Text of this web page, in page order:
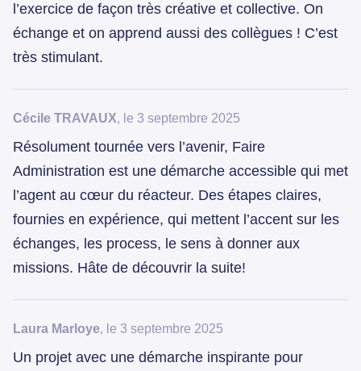
l’exercice de façon très créative et collective. On
échange et on apprend aussi des collègues ! C’est
très stimulant.
Cécile TRAVAUX, le 3 septembre 2025
Résolument tournée vers l’avenir, Faire
Administration est une démarche accessible qui met
l’agent au cœur du réacteur. Des étapes claires,
fournies en expérience, qui mettent l’accent sur les
échanges, les process, le sens à donner aux
missions. Hâte de découvrir la suite!
Laura Marloye, le 3 septembre 2025
Un projet avec une démarche inspirante pour